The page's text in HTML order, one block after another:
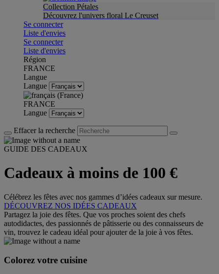
Collection Pétales
Découvrez l'univers floral Le Creuset
Se connecter
Liste d'envies
Se connecter
Liste d'envies
Région
FRANCE
Langue
Langue
FRANCE
Langue
Effacer la recherche
GUIDE DES CADEAUX
Cadeaux à moins de 100 €
Célébrez les fêtes avec nos gammes d’idées cadeaux sur mesure.
DÉCOUVREZ NOS IDÉES CADEAUX
Partagez la joie des fêtes. Que vos proches soient des chefs
autodidactes, des passionnés de pâtisserie ou des connaisseurs de
vin, trouvez le cadeau idéal pour ajouter de la joie à vos fêtes.
Colorez votre cuisine